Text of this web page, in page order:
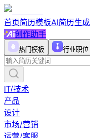
首页简历模板AI简历生成
创作助手
热门模板 行业职位
IT/技术
产品
设计
市场/营销
运营/客服